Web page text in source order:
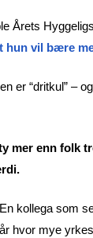
Årets
hun vil bære
er “dritkul” –
mer enn folk
kollega som
hvor mye